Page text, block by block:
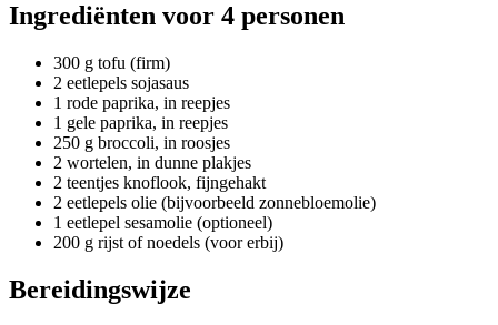
Ingrediënten voor 4 personen
300 g tofu (firm)
2 eetlepels sojasaus
1 rode paprika, in reepjes
1 gele paprika, in reepjes
250 g broccoli, in roosjes
2 wortelen, in dunne plakjes
2 teentjes knoflook, fijngehakt
2 eetlepels olie (bijvoorbeeld zonnebloemolie)
1 eetlepel sesamolie (optioneel)
200 g rijst of noedels (voor erbij)
Bereidingswijze